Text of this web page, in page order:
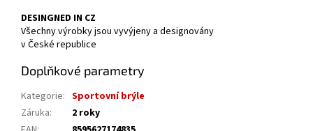
DESINGNED IN CZ
Všechny výrobky jsou vyvýjeny a designovány
v České republice
Doplňkové parametry
Kategorie: Sportovní brýle
Záruka:
2 roky